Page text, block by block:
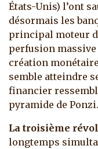
États-Unis) l’ont
désormais les
principal moteur
perfusion massive
création
semble atteindre
financier
pyramide de Ponzi.
La troisième
longtemps